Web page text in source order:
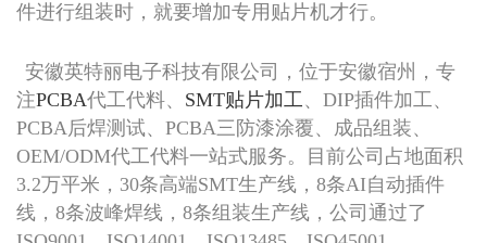
件进行组装时，就要增加专用贴片机才行。
安徽英特丽电子科技有限公司，位于安徽宿州，专
注PCBA代工代料、 SMT贴片加工、DIP插件加工、
PCBA后焊测试、PCBA三防漆涂覆、成品组装、
OEM/ODM代工代料一站式服务。目前公司占地面积
3.2万平米，30条高端SMT生产线，8条AI自动插件
线，8条波峰焊线，8条组装生产线，公司通过了